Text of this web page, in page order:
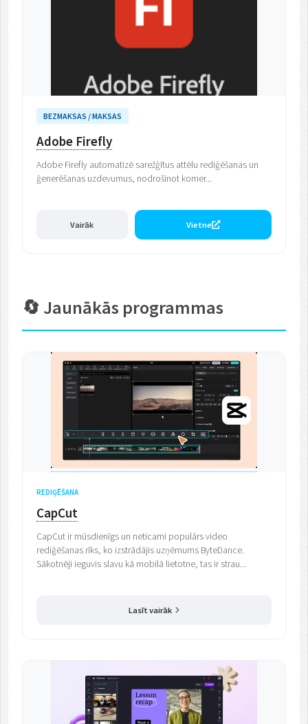
BEZMAKSAS / MAKSAS
Adobe Firefly
Adobe Firefly automatizē sarežģītus attēlu rediģēšanas un
ģenerēšanas uzdevumus, nodrošinot komer...
Vairāk Vietne
🔄 Jaunākās programmas
REDIĢĒŠANA
CapCut
CapCut ir mūsdienīgs un neticami populārs video
rediģēšanas rīks, ko izstrādājis uzņēmums ByteDance.
Sākotnēji ieguvis slavu kā mobilā lietotne, tas ir strau...
Lasīt vairāk